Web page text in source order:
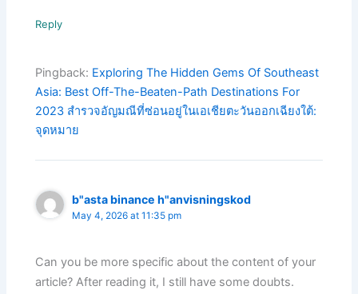
Reply
Pingback: Exploring The Hidden Gems Of Southeast
Asia: Best Off-The-Beaten-Path Destinations For
2023 สำรวจอัญมณีที่ซ่อนอยู่ในเอเชียตะวันออกเฉียงใต้:
จุดหมาย
b"asta binance h"anvisningskod
May 4, 2026 at 11:35 pm
Can you be more specific about the content of your
article? After reading it, I still have some doubts.